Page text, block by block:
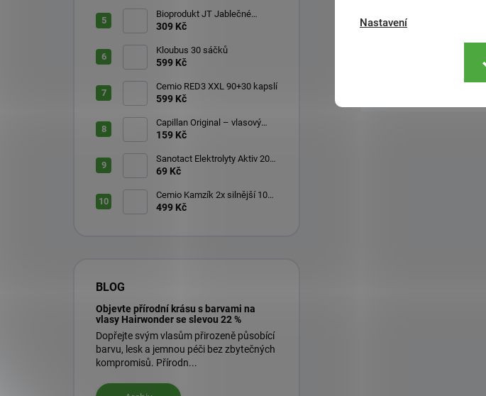
Nastavení
Bioprodukt JT Jablečné
trubičky 43 ks (540 g)
309 Kč
Kloubus 30 sáčků
599 Kč
Cemio RED3 XXL 90+30 kapslí
599 Kč
Capillan Original – vlasový
aktivátor 200 ml
159 Kč
Sanotact Elektrolyty Aktiv 20
šumivých tablet
69 Kč
Cemio Kamzík 2x silnější 100
kapslí + 50 kapslí
499 Kč
BLOG
Objevte přírodní krásu s barvami na
vlasy Hairwonder se slevou 22 %
Dopřejte svým vlasům přirozeně působící
barvu, lesk a jemnou péči bez zbytečných
kompromisů. Přírodn...